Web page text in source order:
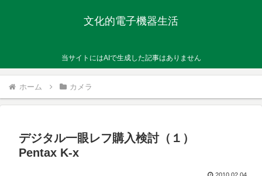
文化的電子機器生活
当サイトにはAIで生成した記事はありません
ホーム カメラ
デジタル一眼レフ購入検討（１）
Pentax K-x